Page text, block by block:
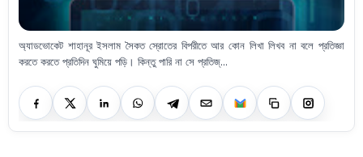
অ্যাডভোকেট শাহানূর ইসলাম সৈকত স্রোতের বিপরীতে আর কোন লিখা লিখব না বলে প্রতিজ্ঞা
করতে করতে প্রতিদিন ঘুমিয়ে পড়ি। কিন্তু পারি না সে প্রতিজ্...